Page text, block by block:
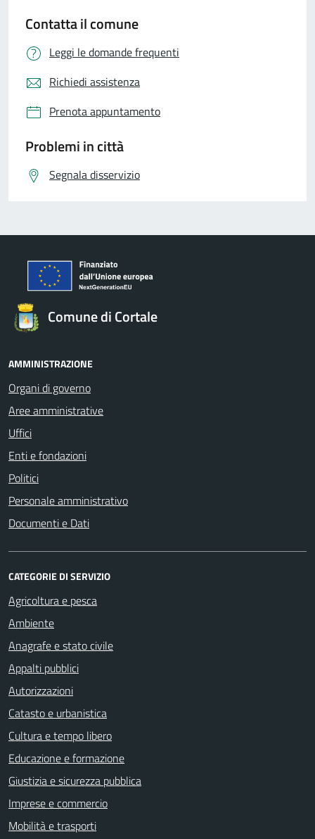
Contatta il comune
Leggi le domande frequenti
Richiedi assistenza
Prenota appuntamento
Problemi in città
Segnala disservizio
Comune di Cortale
AMMINISTRAZIONE
Organi di governo
Aree amministrative
Uffici
Enti e fondazioni
Politici
Personale amministrativo
Documenti e Dati
CATEGORIE DI SERVIZIO
Agricoltura e pesca
Ambiente
Anagrafe e stato civile
Appalti pubblici
Autorizzazioni
Catasto e urbanistica
Cultura e tempo libero
Educazione e formazione
Giustizia e sicurezza pubblica
Imprese e commercio
Mobilità e trasporti